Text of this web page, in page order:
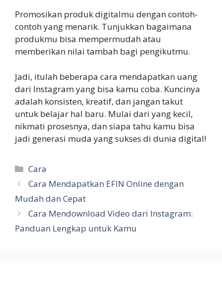
Promosikan produk digitalmu dengan contoh-
contoh yang menarik. Tunjukkan bagaimana
produkmu bisa mempermudah atau
memberikan nilai tambah bagi pengikutmu.
Jadi, itulah beberapa cara mendapatkan uang
dari Instagram yang bisa kamu coba. Kuncinya
adalah konsisten, kreatif, dan jangan takut
untuk belajar hal baru. Mulai dari yang kecil,
nikmati prosesnya, dan siapa tahu kamu bisa
jadi generasi muda yang sukses di dunia digital!
Categories
Cara
Cara Mendapatkan EFIN Online dengan
Mudah dan Cepat
Cara Mendownload Video dari Instagram:
Panduan Lengkap untuk Kamu